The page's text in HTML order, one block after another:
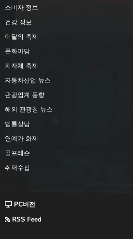
소비자 정보
건강 정보
이달의 축제
문화마당
지자체 축제
자동차산업 뉴스
관광업계 동향
해외 관광청 뉴스
법률상담
연예가 화제
골프레슨
취재수첩
PC버전
RSS Feed